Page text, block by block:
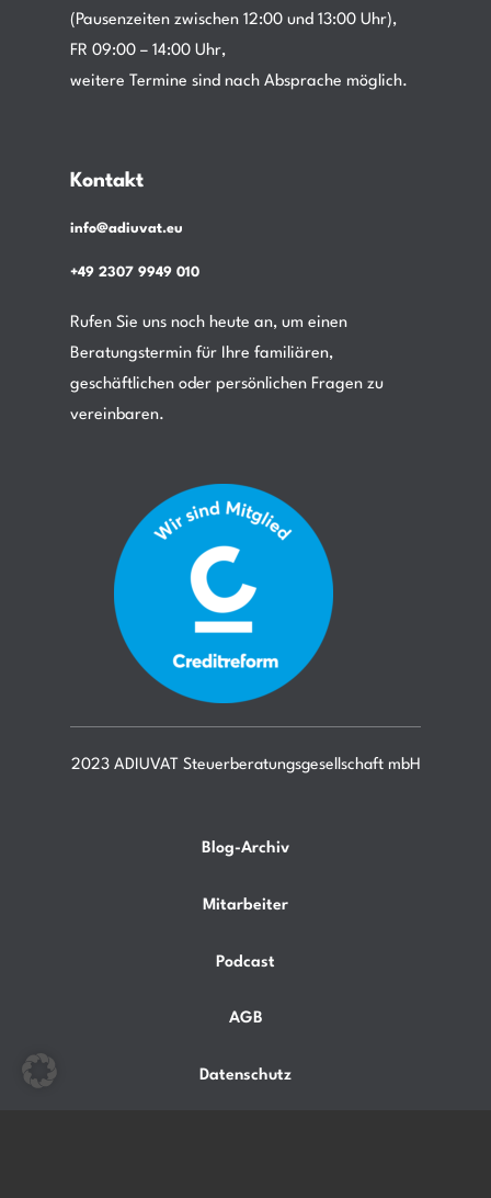
(Pausenzeiten zwischen 12:00 und 13:00 Uhr),
FR 09:00 – 14:00 Uhr,
weitere Termine sind nach Absprache möglich.
Kontakt
info@adiuvat.eu
+49 2307 9949 010
Rufen Sie uns noch heute an, um einen
Beratungstermin für Ihre familiären,
geschäftlichen oder persönlichen Fragen zu
vereinbaren.
2023 ADIUVAT Steuerberatungsgesellschaft mbH
Blog-Archiv
Mitarbeiter
Podcast
AGB
Datenschutz